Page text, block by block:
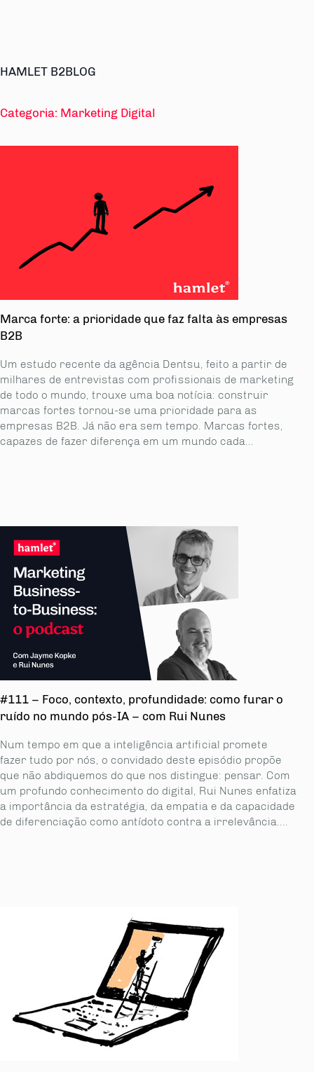
HAMLET B2BLOG
Categoria: Marketing Digital
Marca forte: a prioridade que faz falta às empresas
B2B
Um estudo recente da agência Dentsu, feito a partir de
milhares de entrevistas com profissionais de marketing
de todo o mundo, trouxe uma boa notícia: construir
marcas fortes tornou-se uma prioridade para as
empresas B2B. Já não era sem tempo. Marcas fortes,
capazes de fazer diferença em um mundo cada...
#111 – Foco, contexto, profundidade: como furar o
ruído no mundo pós-IA – com Rui Nunes
Num tempo em que a inteligência artificial promete
fazer tudo por nós, o convidado deste episódio propõe
que não abdiquemos do que nos distingue: pensar. Com
um profundo conhecimento do digital, Rui Nunes enfatiza
a importância da estratégia, da empatia e da capacidade
de diferenciação como antídoto contra a irrelevância....